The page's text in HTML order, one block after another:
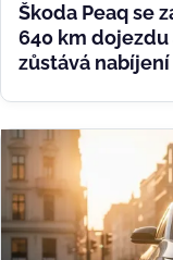
Škoda Peaq se
640 km dojezdu
zůstává nabíjení